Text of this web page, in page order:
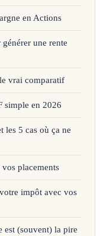
en Actions
une rente
vrai comparatif
simple en 2026
les 5 cas où ça ne
placements
impôt avec vos
est (souvent) la pire